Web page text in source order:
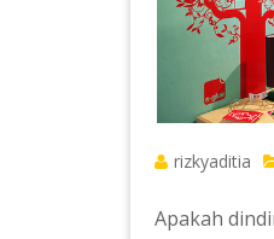
rizkyaditia
Apakah